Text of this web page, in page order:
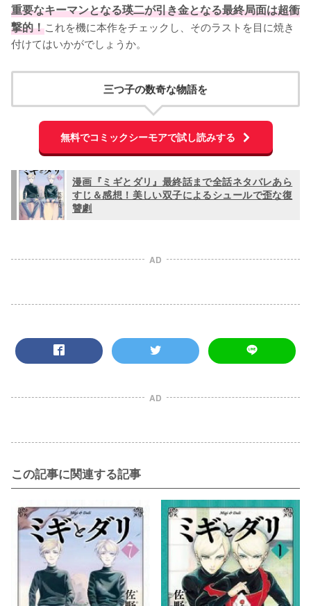
重要なキーマンとなる瑛二が引き金となる最終局面は超衝
撃的！これを機に本作をチェックし、そのラストを目に焼き
付けてはいかがでしょうか。
三つ子の数奇な物語を
無料でコミックシーモアで試し読みする
漫画『ミギとダリ』最終話まで全話ネタバレあら
すじ＆感想！美しい双子によるシュールで歪な復
讐劇
AD
AD
この記事に関連する記事